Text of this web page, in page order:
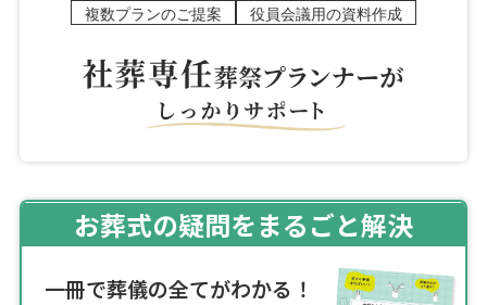
複数プランのご提案 役員会議用の資料作成
お葬式の疑問をまるごと解決
一冊で葬儀の全てがわかる！